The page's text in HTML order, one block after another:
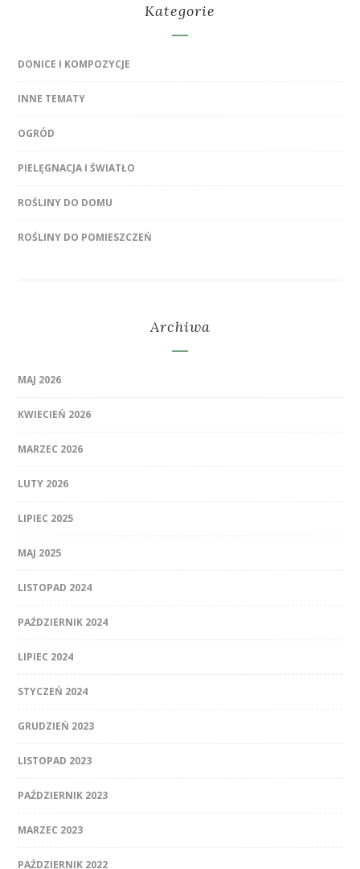
Kategorie
DONICE I KOMPOZYCJE
INNE TEMATY
OGRÓD
PIELĘGNACJA I ŚWIATŁO
ROŚLINY DO DOMU
ROŚLINY DO POMIESZCZEŃ
Archiwa
MAJ 2026
KWIECIEŃ 2026
MARZEC 2026
LUTY 2026
LIPIEC 2025
MAJ 2025
LISTOPAD 2024
PAŹDZIERNIK 2024
LIPIEC 2024
STYCZEŃ 2024
GRUDZIEŃ 2023
LISTOPAD 2023
PAŹDZIERNIK 2023
MARZEC 2023
PAŹDZIERNIK 2022